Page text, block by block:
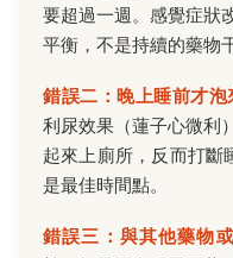
要超過一週。感覺症狀
平衡，不是持續的藥物
錯誤二：晚上睡前才泡
利尿效果（蓮子心微利
起來上廁所，反而打斷
是最佳時間點。
錯誤三：與其他藥物